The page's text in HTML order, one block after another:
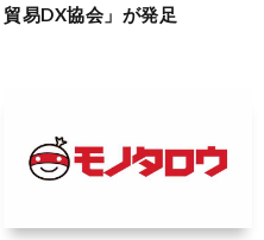
貿易DX協会」が発足